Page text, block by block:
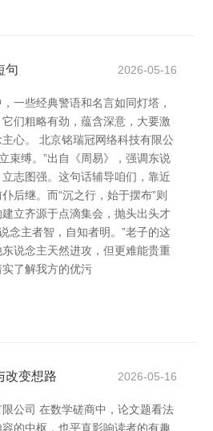
句 2026-05-16
一些经典警语和名言如同灯塔，
们粗略有劲，蕴含深意，大要激
心。 北京铭瑞冠网络科技有限公
束缚。”出自《周易》，强调东说
志图强。这句话辅导咱们，靠近
后继。而“沉之行，始于摆布”则
立齐源于点滴集会，抛头出头才
念主者智，自知者明。”老子的这
说念主天然进攻，但更难能贵重
了解我方的优污
改变想路 2026-05-16
公司 在数学磋商中，论文题看法
的中枢，也平直影响读者的有趣